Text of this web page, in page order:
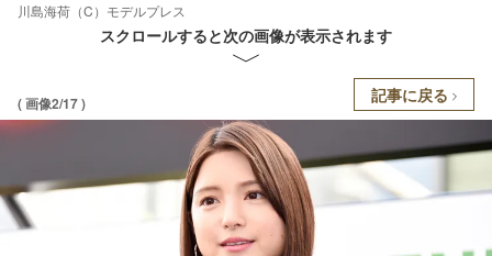
川島海荷（C）モデルプレス
スクロールすると次の画像が表示されます
( 画像2/17 ) 記事に戻る